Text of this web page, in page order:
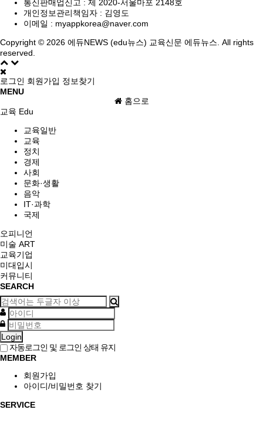
통신판매업신고 : 제 2020-서울마포 2148호
개인정보관리책임자 : 김영도
이메일 : myappkorea@naver.com
Copyright © 2026 에듀NEWS (edu뉴스) 교육신문 에듀뉴스. All rights
reserved.
로그인 회원가입 정보찾기
MENU
홈으로
교육 Edu
교육일반
교육
정치
경제
사회
문화·생활
음악
IT·과학
국제
오피니언
미술 ART
교육기업
미대입시
커뮤니티
SEARCH
Login
자동로그인 및 로그인 상태 유지
MEMBER
회원가입
아이디/비밀번호 찾기
SERVICE